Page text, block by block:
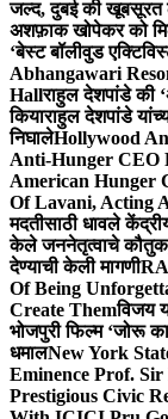
जल्द, दुबई की खूबसूरत
अशफ़ाक खोपेकर को
‘बेस्ट बॉलीवुड
Abhangawari
Hallराहुल देशपांडे की
कियाराहुल देशपांडे
निघालेHollywood
Anti-Hunger CEO
American Hunger
Of Lavani, Acting
मदतीसाठी धावले
केले जननेतृत्वाचे कौतुक,
देण्याची केली मागणी
Of Being
Create Themविजय
भोजपुरी फिल्म ‘जोरू
धमालNew York
Eminence Prof.
Prestigious Civic